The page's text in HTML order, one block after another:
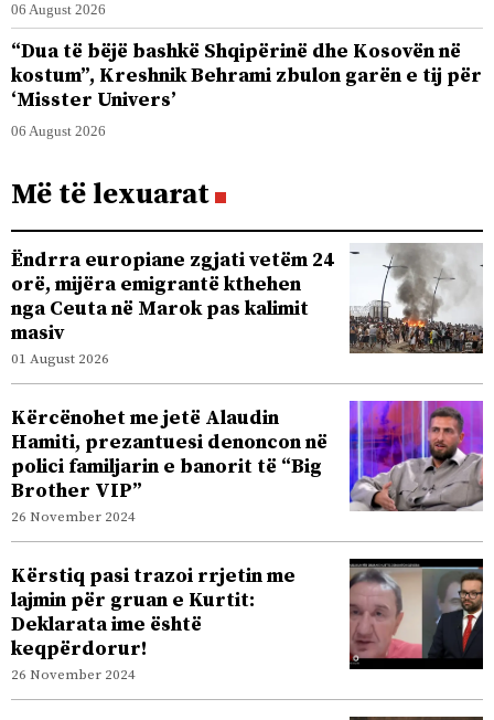
06 August 2026
“Dua të bëjë bashkë Shqipërinë dhe Kosovën në
kostum”, Kreshnik Behrami zbulon garën e tij për
‘Misster Univers’
06 August 2026
Më të lexuarat
Ëndrra europiane zgjati vetëm 24
orë, mijëra emigrantë kthehen
nga Ceuta në Marok pas kalimit
masiv
01 August 2026
Kërcënohet me jetë Alaudin
Hamiti, prezantuesi denoncon në
polici familjarin e banorit të “Big
Brother VIP”
26 November 2024
Kërstiq pasi trazoi rrjetin me
lajmin për gruan e Kurtit:
Deklarata ime është
keqpërdorur!
26 November 2024